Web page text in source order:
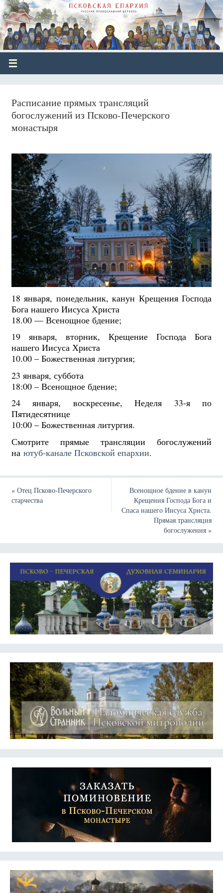
Расписание прямых трансляций
богослужений из Псково-Печерского
монастыря
18 января, понедельник, канун Крещения Господа
Бога нашего Иисуса Христа
18.00 — Всенощное бдение;
19 января, вторник, Крещение Господа Бога
нашего Иисуса Христа
10.00 – Божественная литургия;
23 января, суббота
18:00 – Всенощное бдение;
24 января, воскресенье, Неделя 33-я по
Пятидесятнице
10:00 – Божественная литургия.
Смотрите прямые трансляции богослужений
на ютуб-канале Псковской епархии.
«Отец Псково-Печерского
старчества
Всенощное бдение в канун
Крещения Господа Бога и
Спаса нашего Иисуса Христа.
Прямая трансляция
богослужения»